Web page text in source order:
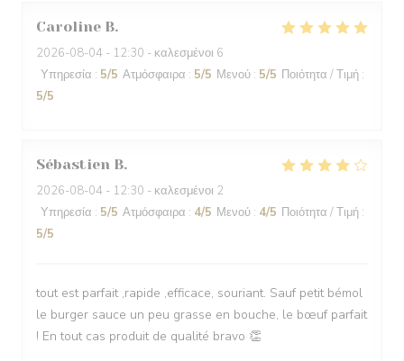
Caroline B
2026-08-04 - 12:30 - καλεσμένοι 6
Υπηρεσία : 5/5 Ατμόσφαιρα : 5/5 Μενού : 5/5 Ποιότητα / Τιμή :
5/5
Sébastien B
2026-08-04 - 12:30 - καλεσμένοι 2
Υπηρεσία : 5/5 Ατμόσφαιρα : 4/5 Μενού : 4/5 Ποιότητα / Τιμή :
5/5
tout est parfait ,rapide ,efficace, souriant. Sauf petit bémol
le burger sauce un peu grasse en bouche, le bœuf parfait
! En tout cas produit de qualité bravo 👏